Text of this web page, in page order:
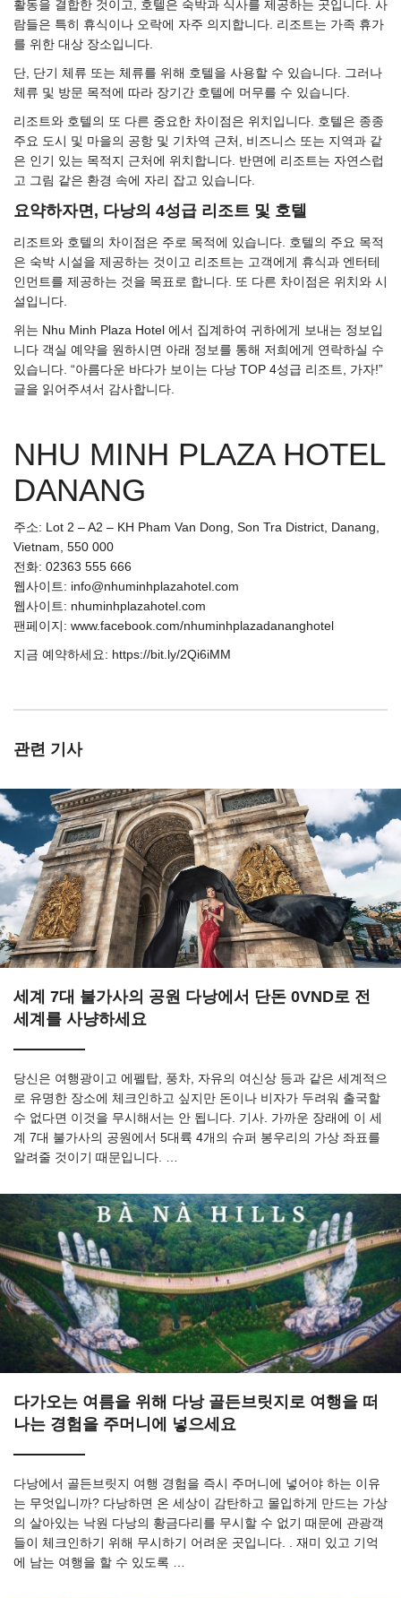
활동을 결합한 것이고, 호텔은 숙박과 식사를 제공하는 곳입니다. 사
람들은 특히 휴식이나 오락에 자주 의지합니다. 리조트는 가족 휴가
를 위한 대상 장소입니다.
단, 단기 체류 또는 체류를 위해 호텔을 사용할 수 있습니다. 그러나
체류 및 방문 목적에 따라 장기간 호텔에 머무를 수 있습니다.
리조트와 호텔의 또 다른 중요한 차이점은 위치입니다. 호텔은 종종
주요 도시 및 마을의 공항 및 기차역 근처, 비즈니스 또는 지역과 같
은 인기 있는 목적지 근처에 위치합니다. 반면에 리조트는 자연스럽
고 그림 같은 환경 속에 자리 잡고 있습니다.
요약하자면, 다낭의 4성급 리조트 및 호텔
리조트와 호텔의 차이점은 주로 목적에 있습니다. 호텔의 주요 목적
은 숙박 시설을 제공하는 것이고 리조트는 고객에게 휴식과 엔터테
인먼트를 제공하는 것을 목표로 합니다. 또 다른 차이점은 위치와 시
설입니다.
위는 Nhu Minh Plaza Hotel 에서 집계하여 귀하에게 보내는 정보입
니다 객실 예약을 원하시면 아래 정보를 통해 저희에게 연락하실 수
있습니다. “아름다운 바다가 보이는 다낭 TOP 4성급 리조트, 가자!”
글을 읽어주셔서 감사합니다.
NHU MINH PLAZA HOTEL
DANANG
주소: Lot 2 – A2 – KH Pham Van Dong, Son Tra District, Danang,
Vietnam, 550 000
전화: 02363 555 666
웹사이트: info@nhuminhplazahotel.com
웹사이트: nhuminhplazahotel.com
팬페이지: www.facebook.com/nhuminhplazadananghotel
지금 예약하세요: https://bit.ly/2Qi6iMM
관련 기사
세계 7대 불가사의 공원 다낭에서 단돈 0VND로 전
세계를 사냥하세요
당신은 여행광이고 에펠탑, 풍차, 자유의 여신상 등과 같은 세계적으
로 유명한 장소에 체크인하고 싶지만 돈이나 비자가 두려워 출국할
수 없다면 이것을 무시해서는 안 됩니다. 기사. 가까운 장래에 이 세
계 7대 불가사의 공원에서 5대륙 4개의 슈퍼 봉우리의 가상 좌표를
알려줄 것이기 때문입니다. …
다가오는 여름을 위해 다낭 골든브릿지로 여행을 떠
나는 경험을 주머니에 넣으세요
다낭에서 골든브릿지 여행 경험을 즉시 주머니에 넣어야 하는 이유
는 무엇입니까? 다낭하면 온 세상이 감탄하고 몰입하게 만드는 가상
의 살아있는 낙원 다낭의 황금다리를 무시할 수 없기 때문에 관광객
들이 체크인하기 위해 무시하기 어려운 곳입니다. . 재미 있고 기억
에 남는 여행을 할 수 있도록 …